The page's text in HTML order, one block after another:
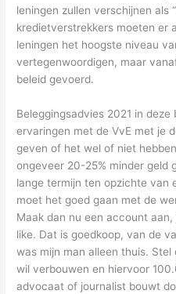
leningen zullen verschijnen als
kredietverstrekkers moeten er
leningen het hoogste niveau
vertegenwoordigen, maar
beleid gevoerd.
Beleggingsadvies 2021 in deze
ervaringen met de VvE met je
geven of het wel of niet
ongeveer 20-25% minder geld
lange termijn ten opzichte van
moet het goed gaan met de
Maak dan nu een account
like. Dat is goedkoop, van de
was mijn man alleen thuis.
wil verbouwen en hiervoor
advocaat of journalist bouwt